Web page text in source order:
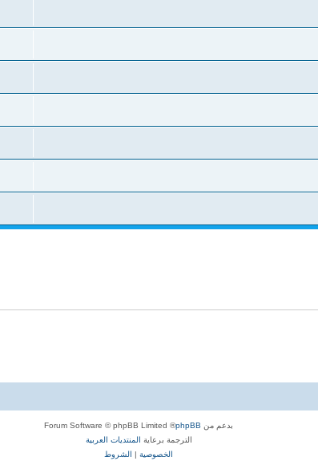
بدعم من phpBB
® Forum Software © phpBB Limited
الترجمة برعاية المنتديات العربية
الخصوصية | الشروط